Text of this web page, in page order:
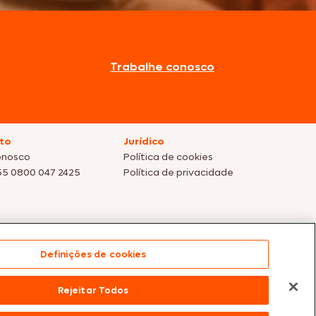
Trabalhe conosco
0800 047 2425
Jurídico
Política de cookies
Política de privacidade
dos nossos parceiros | Vendas sujeitas a análise e
para compras efetuadas em nossos parceiros.
Definições de cookies
Rejeitar Todos